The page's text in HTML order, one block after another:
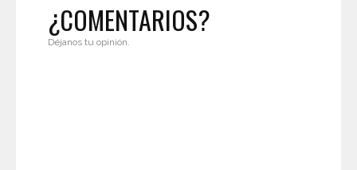
¿COMENTARIOS?
Déjanos tu opinión.